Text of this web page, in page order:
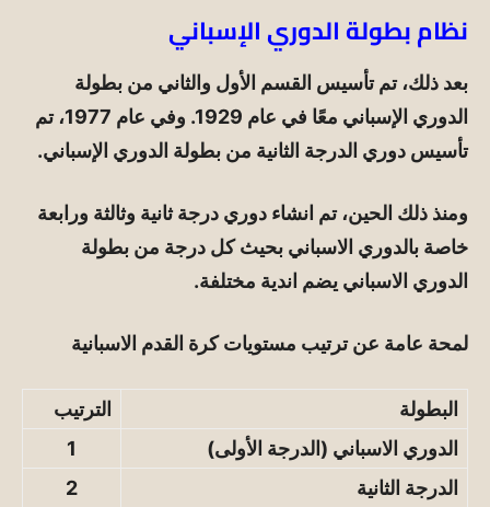
نظام بطولة الدوري الإسباني
بعد ذلك، تم تأسيس القسم الأول والثاني من بطولة
الدوري الإسباني معًا في عام 1929. وفي عام 1977، تم
تأسيس دوري الدرجة الثانية من بطولة الدوري الإسباني.
ومنذ ذلك الحين، تم انشاء دوري درجة ثانية وثالثة ورابعة
خاصة بالدوري الاسباني بحيث كل درجة من بطولة
الدوري الاسباني يضم اندية مختلفة.
لمحة عامة عن ترتيب مستويات كرة القدم الاسبانية
البطولة
الترتيب
الدوري الاسباني (الدرجة الأولى)
1
الدرجة الثانية
2